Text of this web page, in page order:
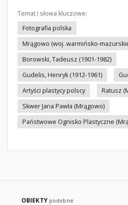
Temat i słowa kluczowe:
Fotografia polska
Mrągowo (woj. warmińsko-
Borowski, Tadeusz (1901-1982)
Gudelis, Henryk (1912-1961)
Artyści plastycy polscy
Ratusz
Skwer Jana Pawła (Mrągowo)
Państwowe Ognisko Plastyczne
OBIEKTY podobne